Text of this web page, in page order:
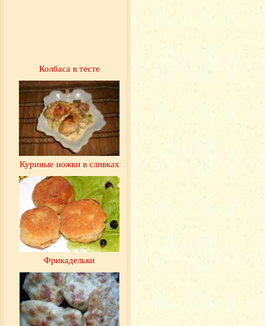
Колбаса в тесте
Куриные ножки в сливках
Фрикадельки